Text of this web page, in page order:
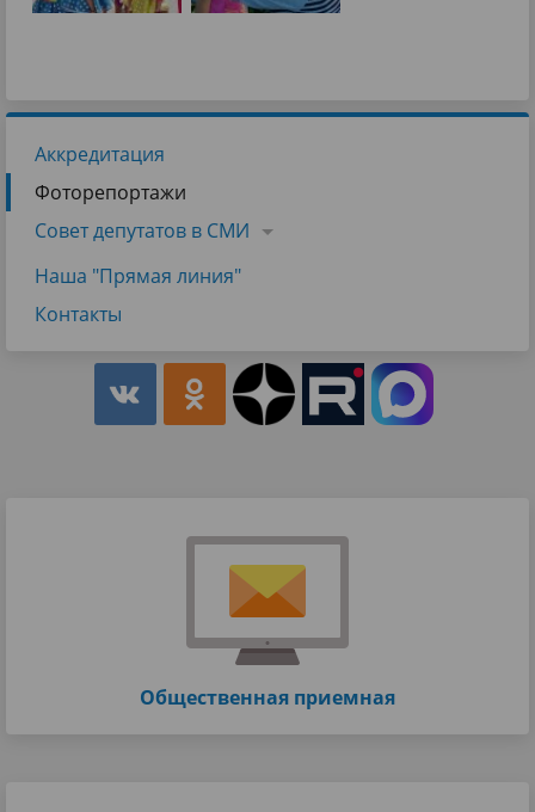
Аккредитация
Фоторепортажи
Совет депутатов в СМИ
Наша "Прямая линия"
Контакты
Общественная приемная